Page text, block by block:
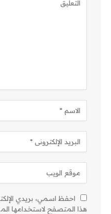
احفظ اسمي، بريدي
هذا المتصفح لاستخدامها